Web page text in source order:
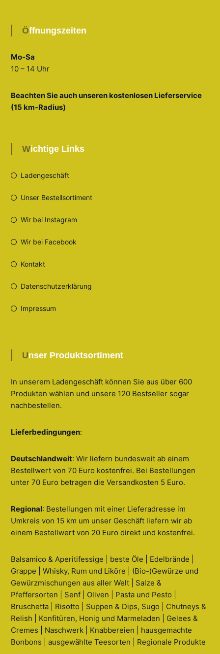
Öffnungszeiten
Mo-Sa
10 – 14 Uhr
Beachten Sie auch unseren kostenlosen Lieferservice
(15 km-Radius)
Wichtige Links
Ladengeschäft
Unser Bestellsortiment
Wir bei Instagram
Wir bei Facebook
Kontakt
Datenschutzerklärung
Impressum
Unser Produktsortiment
In unserem Ladengeschäft können Sie aus über 600
Produkten wählen und unsere 120 Bestseller sogar
nachbestellen.
Lieferbedingungen:
Deutschlandweit: Wir liefern bundesweit ab einem
Bestellwert von 70 Euro kostenfrei. Bei Bestellungen
unter 70 Euro betragen die Versandkosten 5 Euro.
Regional: Bestellungen mit einer Lieferadresse im
Umkreis von 15 km um unser Geschäft liefern wir ab
einem Bestellwert von 20 Euro direkt und kostenfrei.
Balsamico & Aperitifessige | beste Öle | Edelbrände |
Grappe | Whisky, Rum und Liköre | (Bio-)Gewürze und
Gewürzmischungen aus aller Welt | Salze &
Pfeffersorten | Senf | Oliven | Pasta und Pesto |
Bruschetta | Risotto | Suppen & Dips, Sugo | Chutneys &
Relish | Konfitüren, Honig und Marmeladen | Gelees &
Cremes | Naschwerk | Knabbereien | hausgemachte
Bonbons | ausgewählte Teesorten | Regionale Produkte